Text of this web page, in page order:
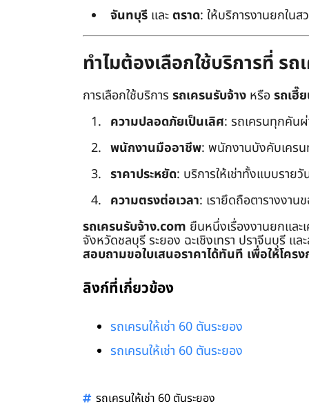
จันทบุรี และ ตราด: ให้บริการงานยกในส
ทำไมต้องเลือกใช้บริการที่ ร
การเลือกใช้บริการ รถเครนรับจ้าง หรือรถเฮี๊
ความปลอดภัยเป็นเลิศ: รถเครนทุกคัน
พนักงานมืออาชีพ: พนักงานบังคับเคร
ราคาประหยัด: บริการให้เช่าทั้งแบบราย
ความตรงต่อเวลา: เรายึดถือตารางงา
รถเครนรับจ้าง.com ยืนหนึ่งเรื่องงานยกแล
จังหวัดชลบุรี ระยอง ฉะเชิงเทรา ปราจีนบุรี แล
สอบถามขอใบเสนอราคาได้ทันที เพื่อให้โค
ลิงก์ที่เกี่ยวข้อง
รถเครนให้เช่า 60 ตันระยอง
รถเครนให้เช่า 60 ตันระยอง
รถเครนให้เช่า 60 ตันระยอง